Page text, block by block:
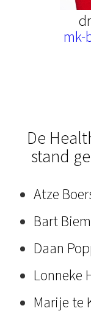
mk-
De
stand
Atze
Bart
Daan
Lonneke
Marije te